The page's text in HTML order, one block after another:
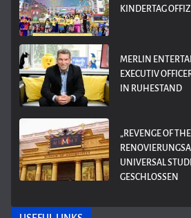
KINDERTAG
MERLIN
EXECUTIV
IN RUHESTAND
„REVENGE OF
UNIVERSAL
GESCHLOSSEN